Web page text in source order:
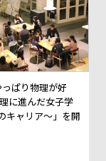
ぱり物理が好
に進んだ女子学
キャリア～」を開